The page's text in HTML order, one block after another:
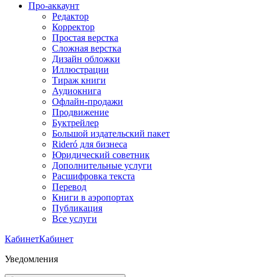
Про-аккаунт
Редактор
Корректор
Простая верстка
Сложная верстка
Дизайн обложки
Иллюстрации
Тираж книги
Аудиокнига
Офлайн-продажи
Продвижение
Буктрейлер
Большой издательский пакет
Rideró для бизнеса
Юридический советник
Дополнительные услуги
Расшифровка текста
Перевод
Книги в аэропортах
Публикация
Все услуги
КабинетКабинет
Уведомления